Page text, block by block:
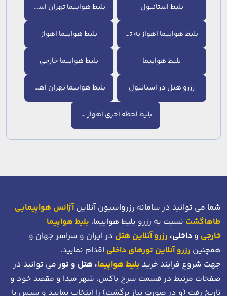
بلیط استانبول بلیط هواپیما تهران استانبول
بلیط هواپیما اهواز به تهران بلیط هواپیما اهواز
بلیط هواپیما بلیط هواپیما خارجی
رزرو هتل در استانبول بلیط هواپیما تهران اهواز
بلیط لحظه آخری اهواز تهران
شما می توانید در سامانه رزرواسیون آنلاینآژانس هواپیمایی
طاهاگشت نسبت به رزرو بلیط هواپیما، بلیط هواپیما
خارجی و داخلی، رزرو آنلاین هتل در ایران و سراسر جهان و
همچنین رزرو آنلاین تورهای داخلی اقدام نمایید.
جهت شروع فرایند خرید بلیط هواپیما، هتل و تورمی توانید در
صفحات مرتبط در قسمت سرچ باکس، شهر مبدا و مقصد خود و
تاریخ رفت (و در صورت نیاز برگشت) را انتخاب نمایید و سپس با